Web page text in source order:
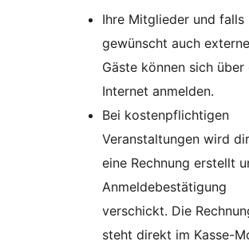
Ihre Mitglieder und falls
gewünscht auch externe
Gäste können sich über
Internet anmelden.
Bei kostenpflichtigen
Veranstaltungen wird
eine Rechnung erstellt
Anmeldebestätigung
verschickt. Die
steht direkt im Kasse-